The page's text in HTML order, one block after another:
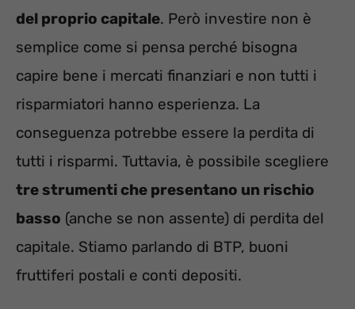
del proprio capitale. Però investire non è
semplice come si pensa perché bisogna
capire bene i mercati finanziari e non tutti i
risparmiatori hanno esperienza. La
conseguenza potrebbe essere la perdita di
tutti i risparmi. Tuttavia, è possibile scegliere
tre strumenti che presentano un rischio
basso (anche se non assente) di perdita del
capitale. Stiamo parlando di BTP, buoni
fruttiferi postali e conti depositi.